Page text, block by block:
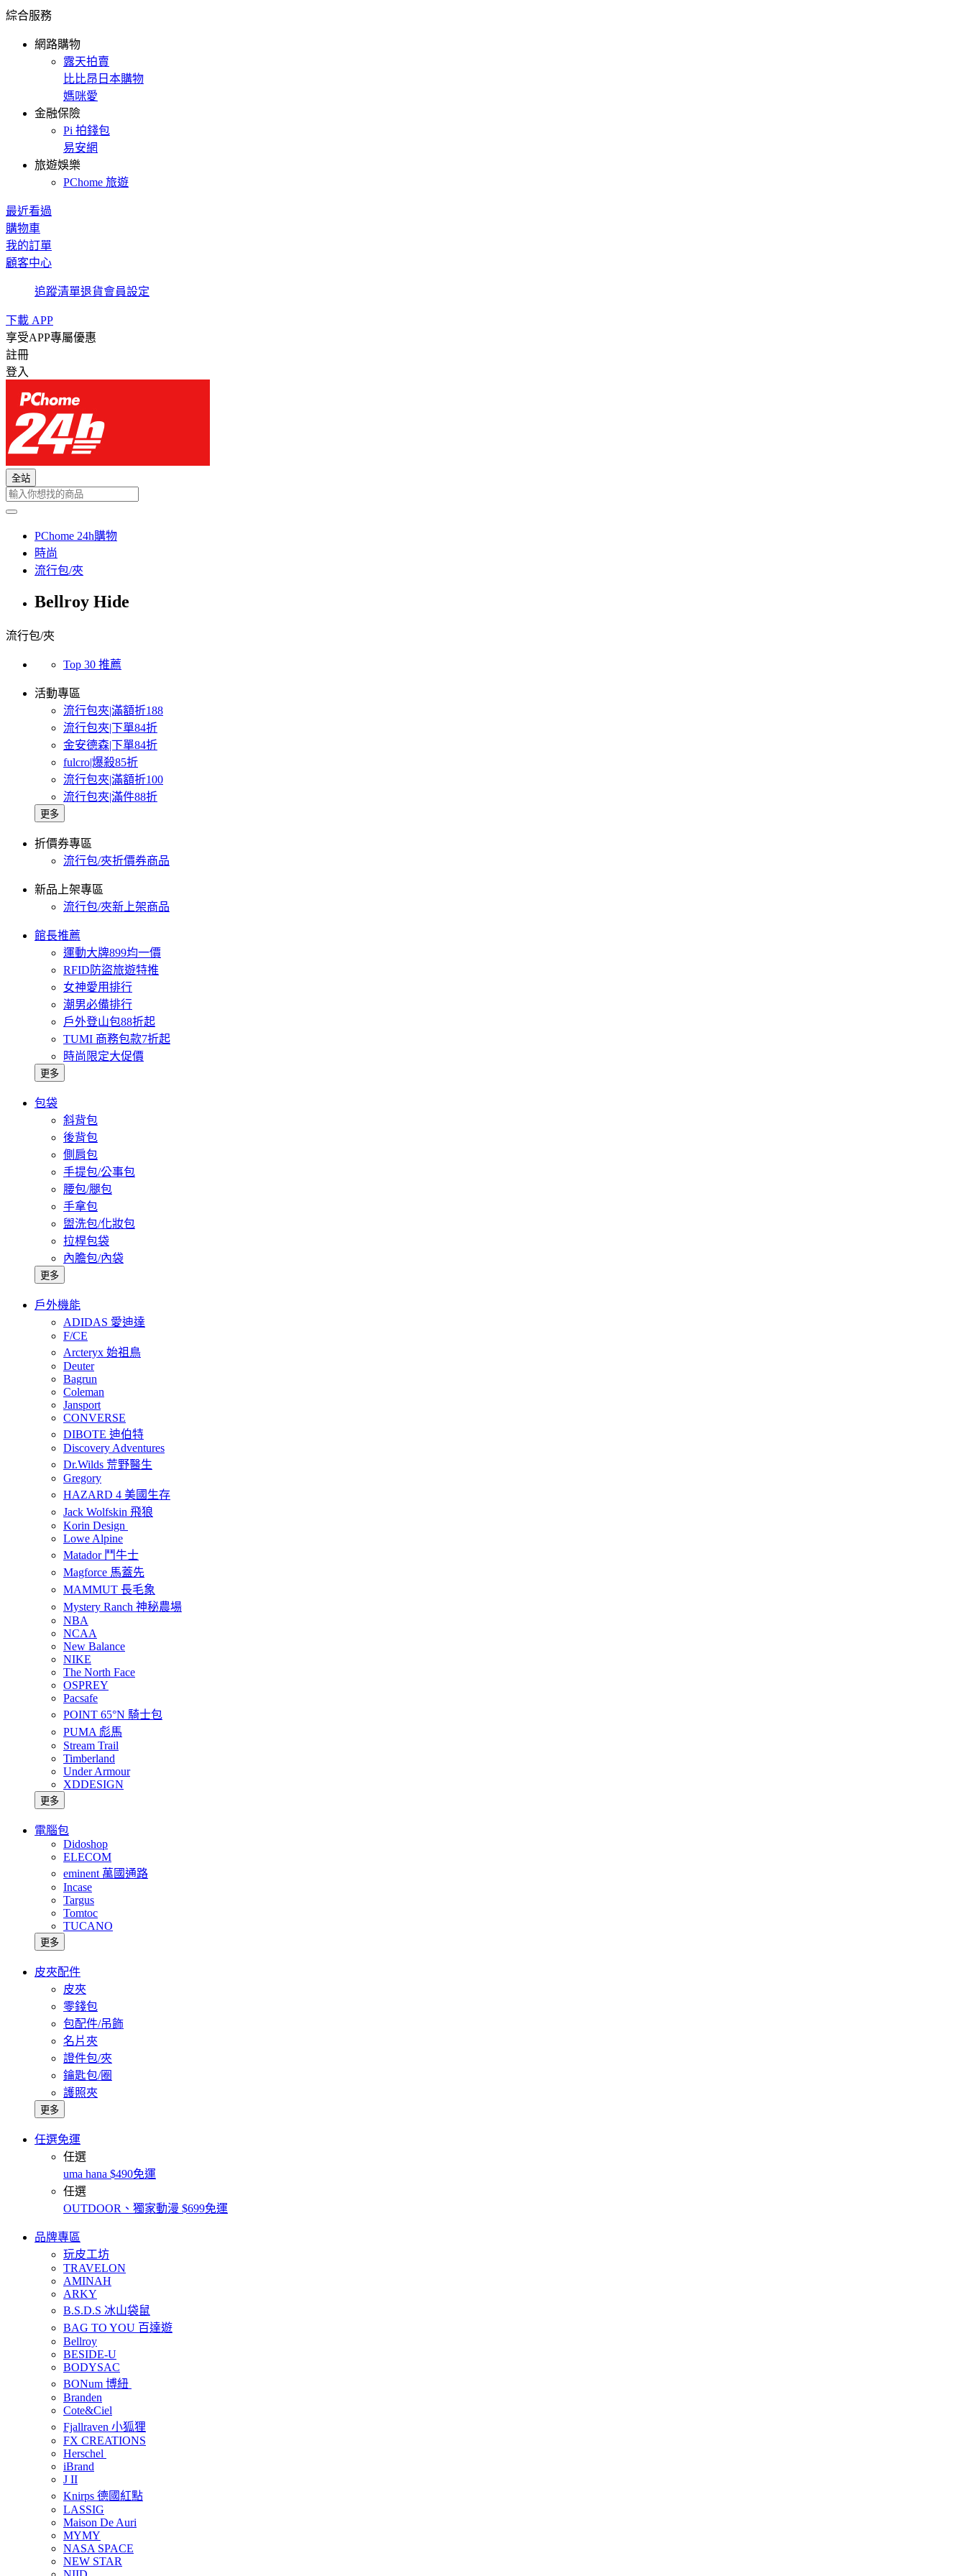
綜合服務
網路購物
露天拍賣
比比昂日本購物
媽咪愛
金融保險
Pi 拍錢包
易安網
旅遊娛樂
PChome 旅遊
最近看過
購物車
我的訂單
顧客中心
追蹤清單退貨會員設定
下載 APP
享受APP專屬優惠
註冊
登入
全站
PChome 24h購物
時尚
流行包/夾
Bellroy Hide
流行包/夾
Top 30 推薦
活動專區
流行包夾|滿額折188
流行包夾|下單84折
金安德森|下單84折
fulcro|爆殺85折
流行包夾|滿額折100
流行包夾|滿件88折
更多
折價券專區
流行包/夾折價券商品
新品上架專區
流行包/夾新上架商品
館長推薦
運動大牌899均一價
RFID防盜旅遊特推
女神愛用排行
潮男必備排行
戶外登山包88折起
TUMI 商務包款7折起
時尚限定大促價
更多
包袋
斜背包
後背包
側肩包
手提包/公事包
腰包/腿包
手拿包
盥洗包/化妝包
拉桿包袋
內膽包/內袋
更多
戶外機能
ADIDAS 愛迪達
F/CE
Arcteryx 始祖鳥
Deuter
Bagrun
Coleman
Jansport
CONVERSE
DIBOTE 迪伯特
Discovery Adventures
Dr.Wilds 荒野醫生
Gregory
HAZARD 4 美國生存
Jack Wolfskin 飛狼
Korin Design
Lowe Alpine
Matador 鬥牛士
Magforce 馬蓋先
MAMMUT 長毛象
Mystery Ranch 神秘農場
NBA
NCAA
New Balance
NIKE
The North Face
OSPREY
Pacsafe
POINT 65°N 騎士包
PUMA 彪馬
Stream Trail
Timberland
Under Armour
XDDESIGN
更多
電腦包
Didoshop
ELECOM
eminent 萬國通路
Incase
Targus
Tomtoc
TUCANO
更多
皮夾配件
皮夾
零錢包
包配件/吊飾
名片夾
證件包/夾
鑰匙包/圈
護照夾
更多
任選免運
任選
uma hana $490免運
任選
OUTDOOR、獨家動漫 $699免運
品牌專區
玩皮工坊
TRAVELON
AMINAH
ARKY
B.S.D.S 冰山袋鼠
BAG TO YOU 百達遊
Bellroy
BESIDE-U
BODYSAC
BONum 博紐
Branden
Cote&Ciel
Fjallraven 小狐狸
FX CREATIONS
Herschel
iBrand
J II
Knirps 德國紅點
LASSIG
Maison De Auri
MYMY
NASA SPACE
NEW STAR